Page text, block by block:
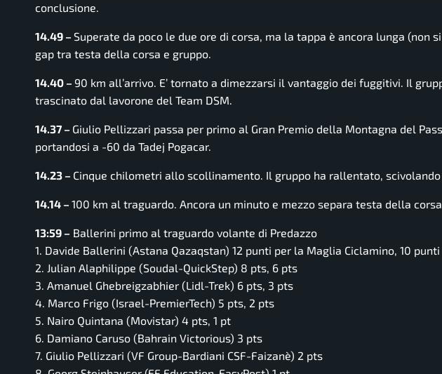
conclusione.
14.49 – Superate da poco le due ore di corsa, ma la tappa è ancora lunga (non
gap tra testa della corsa e gruppo.
14.40 – 90 km all’arrivo. E’ tornato a dimezzarsi il vantaggio dei fuggitivi. Il
trascinato dal lavorone del Team DSM.
14.37 – Giulio Pellizzari passa per primo al Gran Premio della Montagna del
portandosi a -60 da Tadej Pogacar.
14.23 – Cinque chilometri allo scollinamento. Il gruppo ha rallentato, scivolando
14.14 – 100 km al traguardo. Ancora un minuto e mezzo separa testa della
13:59 – Ballerini primo al traguardo volante di Predazzo
1. Davide Ballerini (Astana Qazaqstan) 12 punti per la Maglia Ciclamino, 10
2. Julian Alaphilippe (Soudal-QuickStep) 8 pts, 6 pts
3. Amanuel Ghebreigzabhier (Lidl-Trek) 6 pts, 3 pts
4. Marco Frigo (Israel-PremierTech) 5 pts, 2 pts
5. Nairo Quintana (Movistar) 4 pts, 1 pt
6. Damiano Caruso (Bahrain Victorious) 3 pts
7. Giulio Pellizzari (VF Group-Bardiani CSF-Faizanè) 2 pts